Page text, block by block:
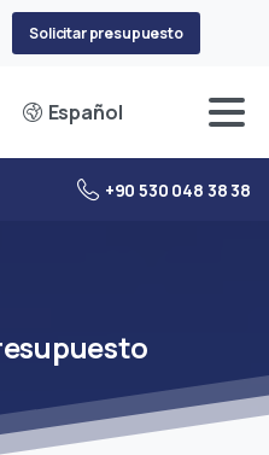
Solicitar presupuesto
Español
+90 530 048 38 38